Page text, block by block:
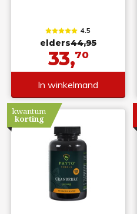
4.5
elders44,95
33,70
In winkelmand
kwantum
korting